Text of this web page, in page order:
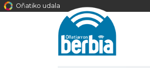
Oñatiko udala